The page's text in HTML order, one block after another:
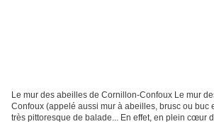
Le mur des abeilles de Cornillon-Confoux Le mur
Confoux (appelé aussi mur à abeilles, brusc ou buc
très pittoresque de balade... En effet, en plein cœur